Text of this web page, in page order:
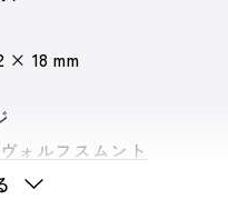
× 18 mm
ォルフスムント